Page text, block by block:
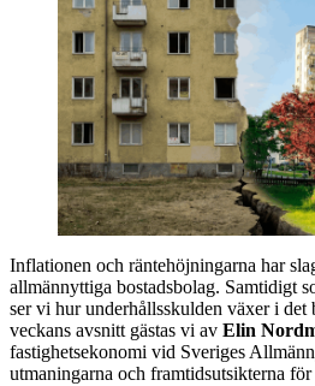
Inflationen och räntehöjningarna har
allmännyttiga bostadsbolag. Samtidigt
ser vi hur underhållsskulden växer i det
veckans avsnitt gästas vi av Elin
fastighetsekonomi vid Sveriges
utmaningarna och framtidsutsikterna